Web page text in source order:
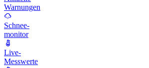
Warnungen
Schnee-
monitor
Live-
Messwerte